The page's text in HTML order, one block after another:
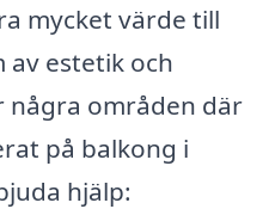
mycket värde till
estetik och
områden där
på balkong i
hjälp: